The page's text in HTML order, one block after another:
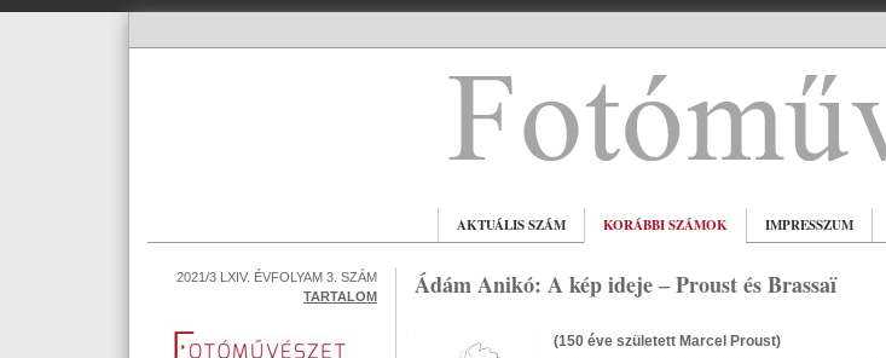
AKTUÁLIS SZÁM KORÁBBI SZÁMOK IMPRESSZUM
2021/3 LXIV. ÉVFOLYAM 3. SZÁM
TARTALOM
Ádám Anikó: A kép ideje ‒ Proust és Brassaï
(150 éve született Marcel Proust)